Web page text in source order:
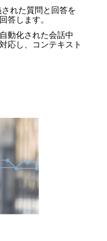
れた質問と回答を
答します。
動化された会話中
応し、コンテキスト